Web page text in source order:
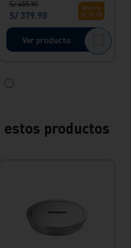
S/ 455.90
S/ 379.90
Ahorra
S/ 76 00
Ver producto
estos productos